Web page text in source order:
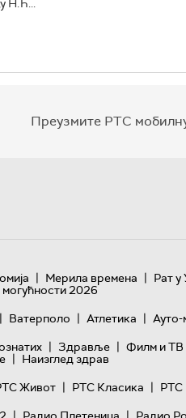
Н.Ћ...
Преузмите РТС
| Мерила времена | Рат у
2026
| Ватерполо | Атлетика | Ауто-
| Здравље | Филм и ТВ
| Наизглед здрав
Живот | РТС Класика | РТС